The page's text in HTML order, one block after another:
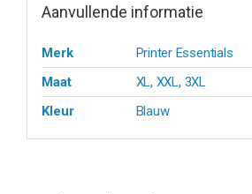
Aanvullende informatie
Merk
Printer Essentials
Maat
XL, XXL, 3XL
Kleur
Blauw